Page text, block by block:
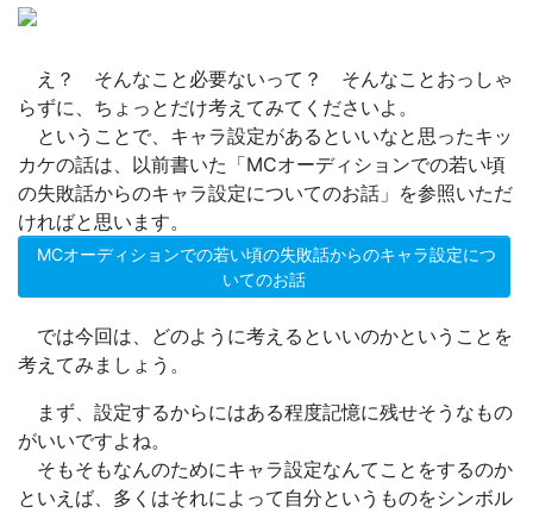
え？ そんなこと必要ないって？ そんなことおっしゃ
らずに、ちょっとだけ考えてみてくださいよ。
ということで、キャラ設定があるといいなと思ったキッ
カケの話は、以前書いた「MCオーディションでの若い頃
の失敗話からのキャラ設定についてのお話」を参照いただ
ければと思います。
MCオーディションでの若い頃の失敗話からのキャラ設定につ
いてのお話
では今回は、どのように考えるといいのかということを
考えてみましょう。
まず、設定するからにはある程度記憶に残せそうなもの
がいいですよね。
そもそもなんのためにキャラ設定なんてことをするのか
といえば、多くはそれによって自分というものをシンボル